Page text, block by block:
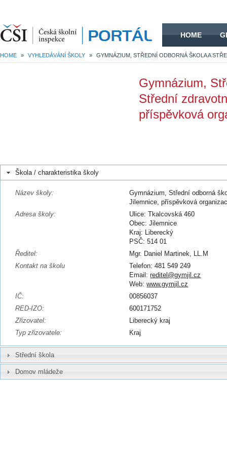
HOME
HOME » VYHLEDÁVÁNÍ ŠKOLY »
Gymnázium,
Střední
příspěvková
Škola / charakteristika školy
Název školy:
Gymnázium, Střední odborná
Jilemnice, příspěvková
Adresa školy:
Ulice: Tkalcovská 460
Obec: Jilemnice
Kraj: Liberecký
PSČ: 514 01
Ředitel:
Mgr. Daniel Martinek, LL.M
Kontakt na školu
Telefon: 481 549 249
Email:reditel@gymjil.cz
Web:www.gymjil.cz
IČ:
00856037
RED-IZO:
600171752
Zřizovatel:
Liberecký kraj
Typ zřizovatele:
Kraj
Střední škola
Domov mládeže